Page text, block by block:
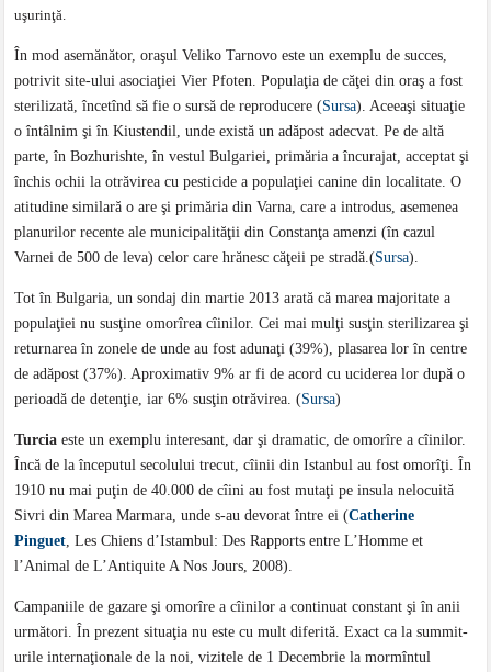
uşurinţă.
În mod asemănător, oraşul Veliko Tarnovo este un exemplu de succes,
potrivit site-ului asociaţiei Vier Pfoten. Populaţia de căţei din oraş a fost
sterilizată, încetînd să fie o sursă de reproducere (Sursa). Aceeaşi situaţie
o întâlnim şi în Kiustendil, unde există un adăpost adecvat. Pe de altă
parte, în Bozhurishte, în vestul Bulgariei, primăria a încurajat, acceptat şi
închis ochii la otrăvirea cu pesticide a populaţiei canine din localitate. O
atitudine similară o are şi primăria din Varna, care a introdus, asemenea
planurilor recente ale municipalităţii din Constanţa amenzi (în cazul
Varnei de 500 de leva) celor care hrănesc căţeii pe stradă.(Sursa).
Tot în Bulgaria, un sondaj din martie 2013 arată că marea majoritate a
populaţiei nu susţine omorîrea cîinilor. Cei mai mulţi susţin sterilizarea şi
returnarea în zonele de unde au fost adunaţi (39%), plasarea lor în centre
de adăpost (37%). Aproximativ 9% ar fi de acord cu uciderea lor după o
perioadă de detenţie, iar 6% susţin otrăvirea. (Sursa)
Turciaeste un exemplu interesant, dar şi dramatic, de omorîre a cîinilor.
Încă de la începutul secolului trecut, cîinii din Istanbul au fost omorîţi. În
1910 nu mai puţin de 40.000 de cîini au fost mutaţi pe insula nelocuită
Sivri din Marea Marmara, unde s-au devorat între ei (Catherine
Pinguet , Les Chiens d’Istambul: Des Rapports entre L’Homme et
l’Animal de L’Antiquite A Nos Jours, 2008).
Campaniile de gazare şi omorîre a cîinilor a continuat constant şi în anii
următori. În prezent situaţia nu este cu mult diferită. Exact ca la summit-
urile internaţionale de la noi, vizitele de 1 Decembrie la mormîntul